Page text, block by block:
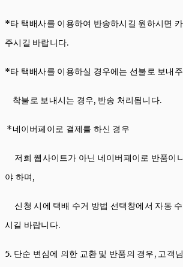
*타 택배사를 이용하여 반송하시길 원하시면
주시길 바랍니다.
*타 택배사를 이용하실 경우에는 선불로 보내
착불로 보내시는 경우, 반송 처리됩니다.
*네이버페이로 결제를 하신 경우
저희 웹사이트가 아닌 네이버페이로 반품이
야 하며,
신청 시에 택배 수거 방법 선택창에서 자동
시길 바랍니다.
5. 단순 변심에 의한 교환 및 반품의 경우, 고객